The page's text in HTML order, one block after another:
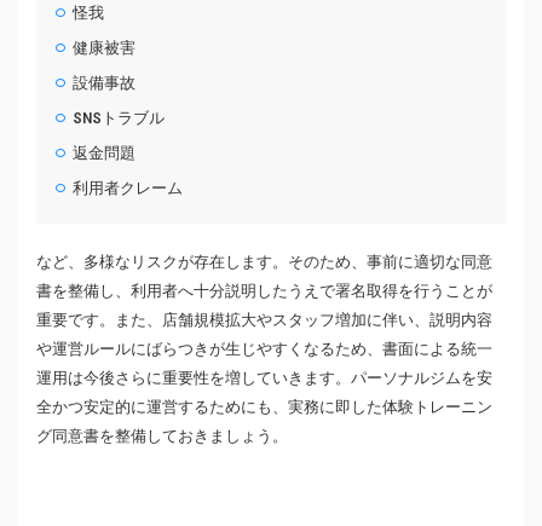
怪我
健康被害
設備事故
SNSトラブル
返金問題
利用者クレーム
など、多様なリスクが存在します。そのため、事前に適切な同意
書を整備し、利用者へ十分説明したうえで署名取得を行うことが
重要です。また、店舗規模拡大やスタッフ増加に伴い、説明内容
や運営ルールにばらつきが生じやすくなるため、書面による統一
運用は今後さらに重要性を増していきます。パーソナルジムを安
全かつ安定的に運営するためにも、実務に即した体験トレーニン
グ同意書を整備しておきましょう。